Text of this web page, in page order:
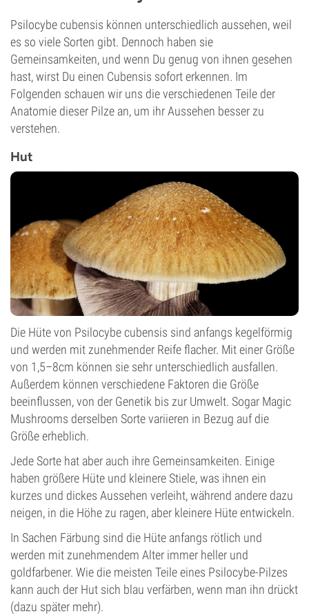
Psilocybe cubensis können unterschiedlich aussehen, weil
es so viele Sorten gibt. Dennoch haben sie
Gemeinsamkeiten, und wenn Du genug von ihnen gesehen
hast, wirst Du einen Cubensis sofort erkennen. Im
Folgenden schauen wir uns die verschiedenen Teile der
Anatomie dieser Pilze an, um ihr Aussehen besser zu
verstehen.
Hut
Die Hüte von Psilocybe cubensis sind anfangs kegelförmig
und werden mit zunehmender Reife flacher. Mit einer Größe
von 1,5–8cm können sie sehr unterschiedlich ausfallen.
Außerdem können verschiedene Faktoren die Größe
beeinflussen, von der Genetik bis zur Umwelt. Sogar Magic
Mushrooms derselben Sorte variieren in Bezug auf die
Größe erheblich.
Jede Sorte hat aber auch ihre Gemeinsamkeiten. Einige
haben größere Hüte und kleinere Stiele, was ihnen ein
kurzes und dickes Aussehen verleiht, während andere dazu
neigen, in die Höhe zu ragen, aber kleinere Hüte entwickeln.
In Sachen Färbung sind die Hüte anfangs rötlich und
werden mit zunehmendem Alter immer heller und
goldfarbener. Wie die meisten Teile eines Psilocybe-Pilzes
kann auch der Hut sich blau verfärben, wenn man ihn drückt
(dazu später mehr).